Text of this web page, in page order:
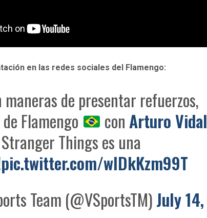
en las redes sociales del Flamengo:
maneras de presentar refuerzos,
Flamengo
con Arturo Vidal
Things es una
pic.twitter.com/wIDkKzm99T
Team (@VSportsTM)July 14,